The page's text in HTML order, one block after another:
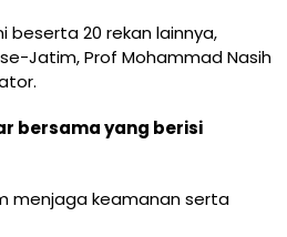
beserta 20 rekan lainnya,
Jatim, Prof Mohammad Nasih
bersama yang berisi
menjaga keamanan serta